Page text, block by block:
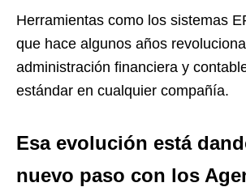
Herramientas como los sistemas
que hace algunos años
administración financiera y
estándar en cualquier compañía.
Esa evolución está
nuevo paso con los